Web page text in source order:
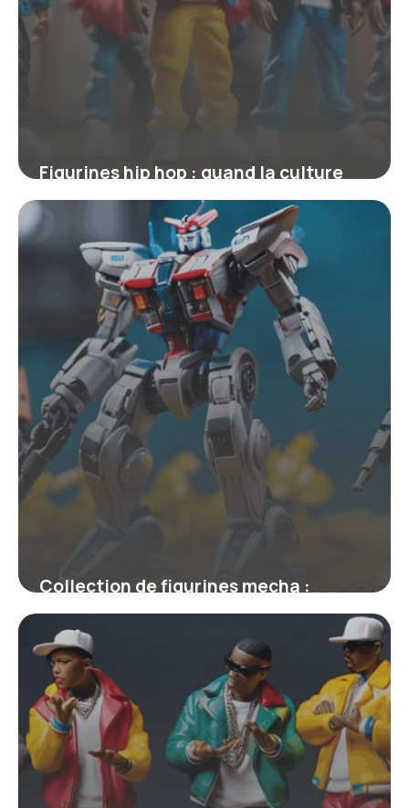
Figurines hip hop : quand la culture
urbaine s’invite dans la collection
Collection de figurines mecha :
explorez l’univers des robots de
légende
4 juillet 2025